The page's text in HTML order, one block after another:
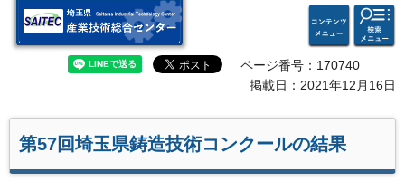
埼玉県 産業技術総合セン
コンテ
ンツメ
ニュー
検索・
共通メ
ニュー
ページ番号：170740
掲載日：2021年12月16日
第57回埼玉県鋳造技術コンクールの結果